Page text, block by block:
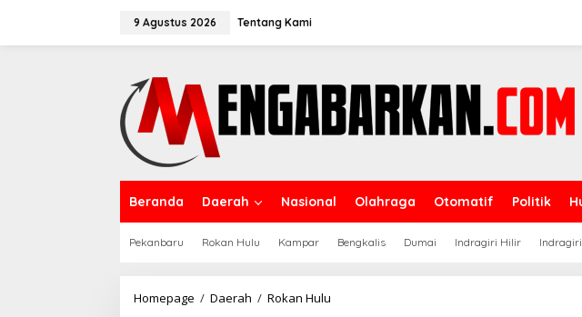
9 Agustus 2026 Tentang Kami
Beranda Daerah Nasional Olahraga Otomatif Politik
Pekanbaru Rokan Hulu Kampar Bengkalis Dumai Indragiri Hilir
Homepage / Daerah / Rokan Hulu